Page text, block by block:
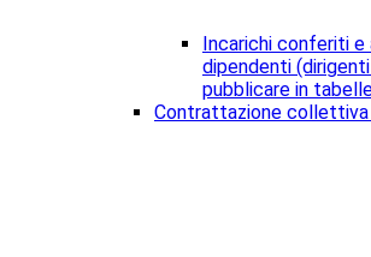
Incarichi conferiti
dipendenti
pubblicare in
Contrattazione collettiva